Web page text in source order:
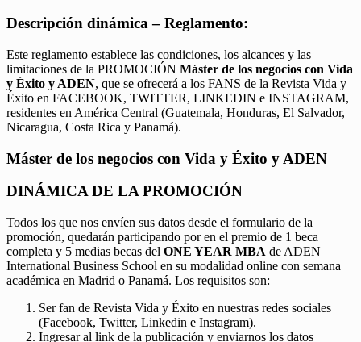
Descripción dinámica – Reglamento:
Este reglamento establece las condiciones, los alcances y las
limitaciones de la PROMOCIÓN Máster de los negocios con Vida
y Éxito y ADEN, que se ofrecerá a los FANS de la Revista Vida y
Éxito en FACEBOOK, TWITTER, LINKEDIN e INSTAGRAM,
residentes en América Central (Guatemala, Honduras, El Salvador,
Nicaragua, Costa Rica y Panamá).
Máster de los negocios con Vida y Éxito y ADEN
DINÁMICA DE LA PROMOCIÓN
Todos los que nos envíen sus datos desde el formulario de la
promoción, quedarán participando por en el premio de 1 beca
completa y 5 medias becas del ONE YEAR MBA de ADEN
International Business School en su modalidad online con semana
académica en Madrid o Panamá. Los requisitos son:
Ser fan de Revista Vida y Éxito en nuestras redes sociales
(Facebook, Twitter, Linkedin e Instagram).
Ingresar al link de la publicación y enviarnos los datos